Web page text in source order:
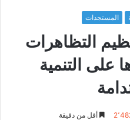
المستجدات
التظاهرات
على التنمية
أقل من دقيقة